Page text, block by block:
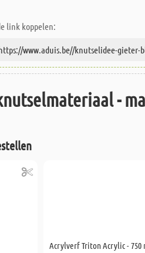
link koppelen:
-
Acrylverf Triton Acrylic - 750